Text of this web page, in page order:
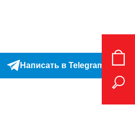
Написать в Telegram